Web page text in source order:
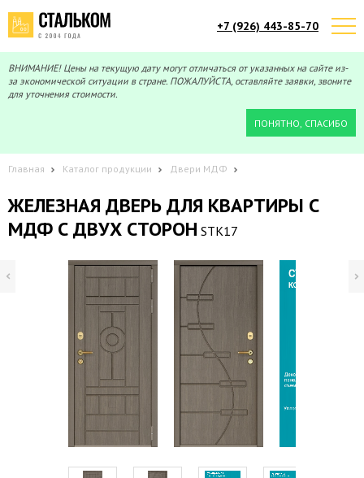
+7 (926) 443-85-70
ВНИМАНИЕ! Цены на текущую дату могут отличаться от указанных на сайте из-
за экономической ситуации в стране. ПОЖАЛУЙСТА, оставляйте заявки, звоните
для уточнения стоимости.
ПОНЯТНО, СПАСИБО
Главная Каталог продукции Двери МДФ
ЖЕЛЕЗНАЯ ДВЕРЬ ДЛЯ КВАРТИРЫ C
МДФ С ДВУХ СТОРОН STK17
Telegram
Max